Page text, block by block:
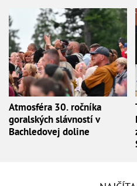
Atmosféra 30. ročníka
goralských slávností v
Bachledovej doline